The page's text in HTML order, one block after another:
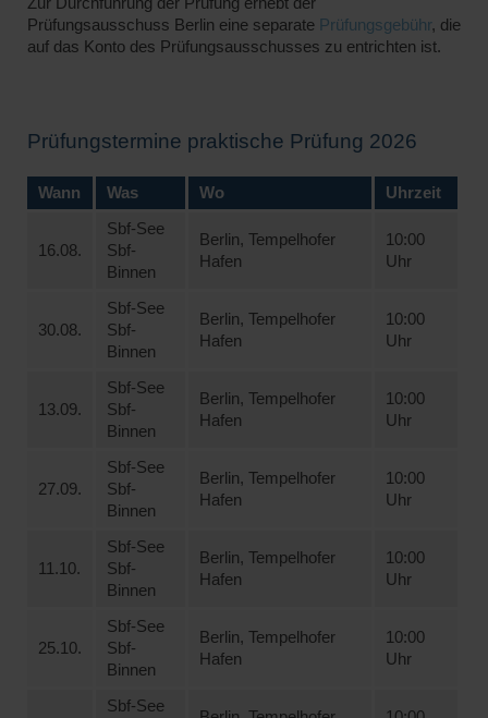
Prüfungsausschuss Berlin eine separate Prüfungsgebühr, die
auf das Konto des Prüfungsausschusses zu entrichten ist.
Prüfungstermine praktische Prüfung 2026
Wann Was Wo Uhrzeit
16.08.
Sbf-See
Sbf-
Binnen
Berlin, Tempelhofer
Hafen
10:00
Uhr
30.08.
Sbf-See
Sbf-
Binnen
Berlin, Tempelhofer
Hafen
10:00
Uhr
13.09.
Sbf-See
Sbf-
Binnen
Berlin, Tempelhofer
Hafen
10:00
Uhr
27.09.
Sbf-See
Sbf-
Binnen
Berlin, Tempelhofer
Hafen
10:00
Uhr
11.10.
Sbf-See
Sbf-
Binnen
Berlin, Tempelhofer
Hafen
10:00
Uhr
25.10.
Sbf-See
Sbf-
Binnen
Berlin, Tempelhofer
Hafen
10:00
Uhr
Sbf-See